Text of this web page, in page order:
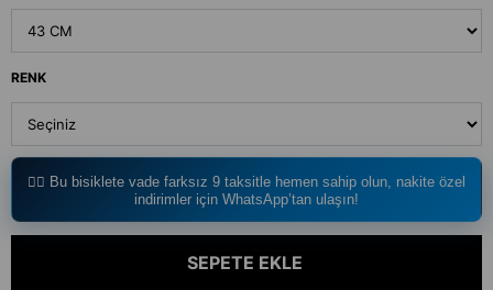
RENK
🚴‍♂️ Bu bisiklete vade farksız 9 taksitle hemen sahip olun, nakite özel
indirimler için WhatsApp’tan ulaşın!